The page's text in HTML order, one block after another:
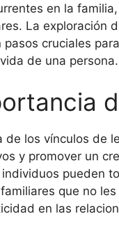
en la
La exploración
pasos cruciales
de una persona.
de los vínculos de
y promover un
pueden
que no
en las